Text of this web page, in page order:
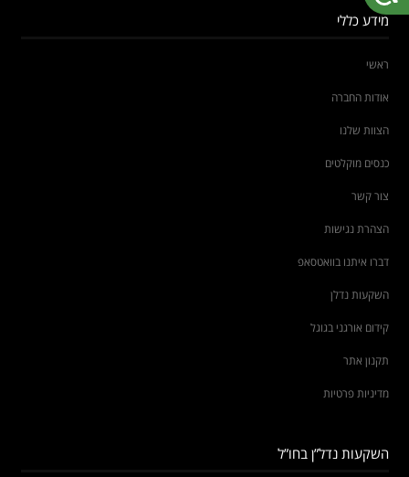
מידע כללי
ראשי
אודות החברה
הצוות שלנו
כנסים מוקלטים
צור קשר
הצהרת נגישות
דברו איתנו בוואטסאפ
השקעות נדלן
קידום אורגני בגוגל
תקנון אתר
מדיניות פרטיות
השקעות נדל”ן בחו”ל